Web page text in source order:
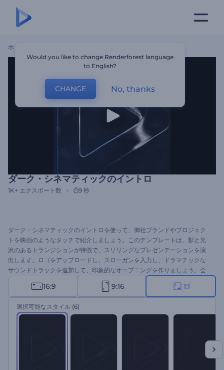
ホーム
ダーク・シネマティックのイントロ
1K+ エクスポート数 9 秒
ダーク・シネマティックのイントロを使って、御社ブランドやプロジェク
トを映画のようなタッチで紹介しましょう。このテンプレートは、影と光
沢のあるトランジションが特徴で、スリリングなプレゼンテーションを演
出します。ロゴをアップロードし、スローガンを入力し、ドラマチックな
サウンドトラックを追加して、印象的なオープニングを作りましょう。会
社やサービスのプロモーション、チャンネルのイントロやエンディング動
画、映画のオープニングなどに最適です。今すぐ作成して、最初の瞬間か
ら視聴者を惹きつけましょう！
16:9 9:16 1:1
選択可能なスタイル (6)
Would you like to change Renderforest language
to English?
CHANGE No, thanks